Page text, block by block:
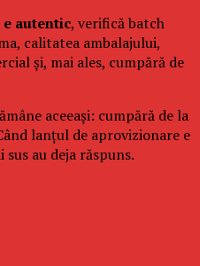
e autentic, verifică batch
calitatea ambalajului,
și, mai ales, cumpără de
aceeași: cumpără de la
lanțul de aprovizionare e
au deja răspuns.